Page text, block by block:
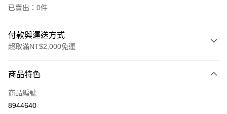
已賣出：0件
付款與運送方式
超取滿NT$2,000免運
信用卡一次付款
信用卡分期付款
商品特色
商品編號
8944640